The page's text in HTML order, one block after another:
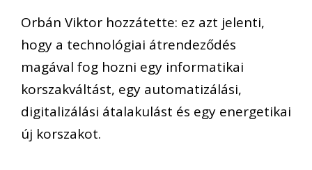
Orbán Viktor hozzátette: ez azt jelenti,
hogy a technológiai átrendeződés
magával fog hozni egy informatikai
korszakváltást, egy automatizálási,
digitalizálási átalakulást és egy energetikai
új korszakot.